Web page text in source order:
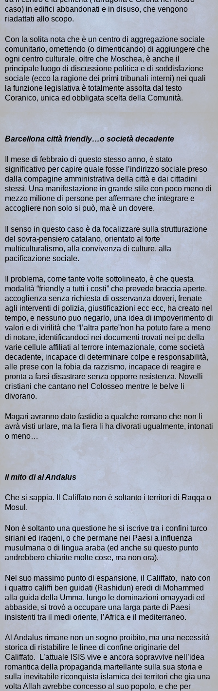
caso) in edifici abbandonati e in disuso, che vengono
riadattati allo scopo.
Con la solita nota che è un centro di aggregazione sociale
comunitario, omettendo (o dimenticando) di aggiungere che
ogni centro culturale, oltre che Moschea, è anche il
principale luogo di discussione politica e di soddisfazione
sociale (ecco la ragione dei primi tribunali interni) nei quali
la funzione legislativa è totalmente assolta dal testo
Coranico, unica ed obbligata scelta della Comunità.
Barcellona città friendly…o società decadente
Il mese di febbraio di questo stesso anno, è stato
significativo per capire quale fosse l’indirizzo sociale preso
dalla compagine amministrativa della città e dai cittadini
stessi. Una manifestazione in grande stile con poco meno di
mezzo milione di persone per affermare che integrare e
accogliere non solo si può, ma è un dovere.
Il senso in questo caso è da focalizzare sulla strutturazione
del sovra-pensiero catalano, orientato al forte
multiculturalismo, alla convivenza di culture, alla
pacificazione sociale.
Il problema, come tante volte sottolineato, è che questa
modalità “friendly a tutti i costi” che prevede braccia aperte,
accoglienza senza richiesta di osservanza doveri, frenate
agli interventi di polizia, giustificazioni ecc ecc, ha creato nel
tempo, e nessuno puo negarlo, una idea di impoverimento di
valori e di virilità che “l’altra parte”non ha potuto fare a meno
di notare, identificandoci nei documenti trovati nei pc della
varie cellule affiliati al terrore internazionale, come società
decadente, incapace di determinare colpe e responsabilità,
alle prese con la fobia da razzismo, incapace di reagire e
pronta a farsi disastrare senza opporre resistenza. Novelli
cristiani che cantano nel Colosseo mentre le belve li
divorano.
Magari avranno dato fastidio a qualche romano che non li
avrà visti urlare, ma la fiera li ha divorati ugualmente, intonati
o meno…
il mito di al Andalus
Che si sappia. Il Califfato non è soltanto i territori di Raqqa o
Mosul.
Non è soltanto una questione he si iscrive tra i confini turco
siriani ed iraqeni, o che permane nei Paesi a influenza
musulmana o di lingua araba (ed anche su questo punto
andrebbero chiarite molte cose, ma non ora).
Nel suo massimo punto di espansione, il Califfato, nato con
i quattro califfi ben guidati (Rashidun) eredi di Mohammed
alla guida della Umma, lungo le dominazioni omayyadi ed
abbaside, si trovò a occupare una larga parte di Paesi
insistenti tra il medi oriente, l’Africa e il mediterraneo.
Al Andalus rimane non un sogno proibito, ma una necessità
storica di ristabilire le linee di confine originarie del
Califfato. L’attuale ISIS vive e ancora sopravvive nell’idea
romantica della propaganda martellante sulla sua storia e
sulla inevitabile riconquista islamica dei territori che gia una
volta Allah avrebbe concesso al suo popolo, e che per